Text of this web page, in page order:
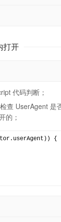
打开
代码判断；
查 UserAgent 是
的；
{